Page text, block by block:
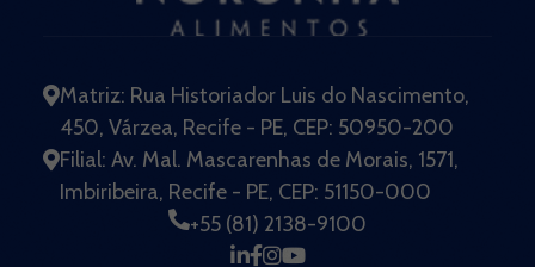
Matriz: Rua Historiador Luis do Nascimento,
450, Várzea, Recife - PE, CEP: 50950-200
Filial: Av. Mal. Mascarenhas de Morais, 1571,
Imbiribeira, Recife - PE, CEP: 51150-000
+55 (81) 2138-9100